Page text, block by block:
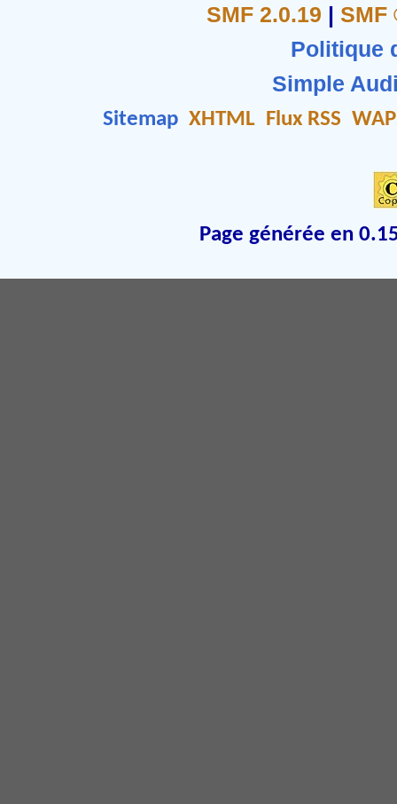
SMF 2.0.19 | SMF
Politique
Simple
Sitemap XHTML Flux RSS
Page générée en